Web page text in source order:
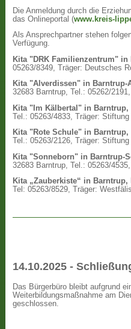
Die Anmeldung durch die
das Onlineportal (www.kreis-
Als Ansprechpartner stehen
Verfügung.
Kita "DRK Familienzentrum" in
05263/8349, Träger: Deutsches
Kita "Alverdissen" in Barntrup-
32683 Barntrup, Tel.: 05262/
Kita "Im Kälbertal" in Barntrup,
Tel.: 05263/4833, Träger:
Kita "Rote Schule" in Barntrup,
Tel.: 05263/2126, Träger:
Kita "Sonneborn" in Barntrup-
32683 Barntrup, Tel.: 05263/
Kita „Zauberkiste“ in Barntrup,
Tel: 05263/8529, Träger:
14.10.2025 -
Das Bürgerbüro bleibt aufgrund
Weiterbildungsmaßnahme am
geschlossen.